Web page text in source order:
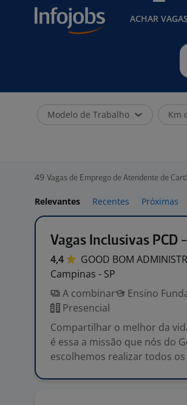
ACHAR VAGAS
Modelo de Trabalho Km
49 Vagas de Emprego de Atendente de
Relevantes Recentes Próximas
Vagas Inclusivas PCD
4,4 GOOD BOM
Campinas - SP
A combinar
Ensino
Presencial
Compartilhar o melhor da
é essa a missão que nós do
escolhemos realizar todos os